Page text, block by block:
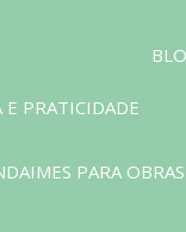
E PRATICIDADE
PARA